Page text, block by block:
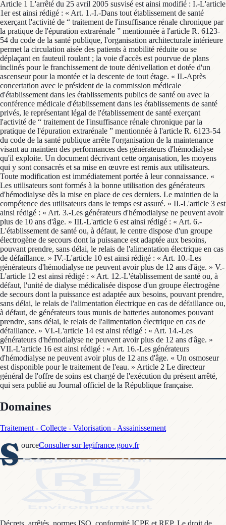
Article 1 L'arrêté du 25 avril 2005 susvisé est ainsi modifié : I.-L'article
1er est ainsi rédigé : « Art. 1.-I.-Dans tout établissement de santé
exerçant l'activité de “ traitement de l'insuffisance rénale chronique par
la pratique de l'épuration extrarénale ” mentionnée à l'article R. 6123-
54 du code de la santé publique, l'organisation architecturale intérieure
permet la circulation aisée des patients à mobilité réduite ou se
déplaçant en fauteuil roulant ; la voie d'accès est pourvue de plans
inclinés pour le franchissement de toute dénivellation et dotée d'un
ascenseur pour la montée et la descente de tout étage. « II.-Après
concertation avec le président de la commission médicale
d'établissement dans les établissements publics de santé ou avec la
conférence médicale d'établissement dans les établissements de santé
privés, le représentant légal de l'établissement de santé exerçant
l'activité de “ traitement de l'insuffisance rénale chronique par la
pratique de l'épuration extrarénale ” mentionnée à l'article R. 6123-54
du code de la santé publique arrête l'organisation de la maintenance
visant au maintien des performances des générateurs d'hémodialyse
qu'il exploite. Un document décrivant cette organisation, les moyens
qui y sont consacrés et sa mise en œuvre est remis aux utilisateurs.
Toute modification est immédiatement portée à leur connaissance. «
Les utilisateurs sont formés à la bonne utilisation des générateurs
d'hémodialyse dès la mise en place de ces derniers. Le maintien de la
compétence des utilisateurs dans le temps est assuré. » II.-L'article 3 est
ainsi rédigé : « Art. 3.-Les générateurs d'hémodialyse ne peuvent avoir
plus de 10 ans d'âge. » III.-L'article 6 est ainsi rédigé : « Art. 6.-
L'établissement de santé ou, à défaut, le centre dispose d'un groupe
électrogène de secours dont la puissance est adaptée aux besoins,
pouvant prendre, sans délai, le relais de l'alimentation électrique en cas
de défaillance. » IV.-L'article 10 est ainsi rédigé : « Art. 10.-Les
générateurs d'hémodialyse ne peuvent avoir plus de 12 ans d'âge. » V.-
L'article 12 est ainsi rédigé : « Art. 12.-L'établissement de santé ou, à
défaut, l'unité de dialyse médicalisée dispose d'un groupe électrogène
de secours dont la puissance est adaptée aux besoins, pouvant prendre,
sans délai, le relais de l'alimentation électrique en cas de défaillance ou,
à défaut, de générateurs tous munis de batteries autonomes pouvant
prendre, sans délai, le relais de l'alimentation électrique en cas de
défaillance. » VI.-L'article 14 est ainsi rédigé : « Art. 14.-Les
générateurs d'hémodialyse ne peuvent avoir plus de 12 ans d'âge. »
VII.-L'article 16 est ainsi rédigé : « Art. 16.-Les générateurs
d'hémodialyse ne peuvent avoir plus de 12 ans d'âge. « Un osmoseur
est disponible pour le traitement de l'eau. » Article 2 Le directeur
général de l'offre de soins est chargé de l'exécution du présent arrêté,
qui sera publié au Journal officiel de la République française.
Domaines
Traitement - Collecte - Valorisation - Assainissement
S ourceConsulter sur legifrance.gouv.fr
Décrets, arrêtés, normes ISO, conformité ICPE et REP. Le droit de